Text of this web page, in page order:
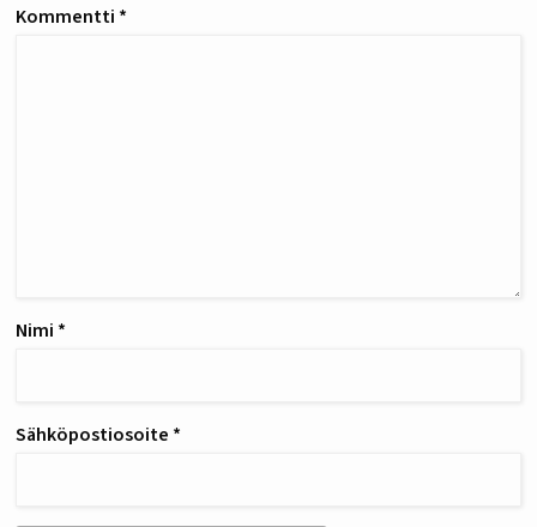
Kommentti *
Nimi *
Sähköpostiosoite *